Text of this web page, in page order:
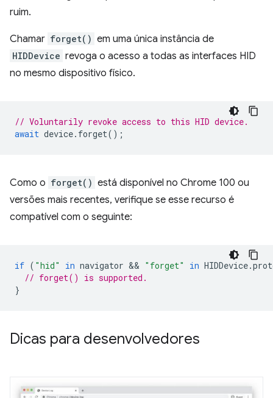
ruim.
Chamar forget() em uma única instância de
HIDDevice revoga o acesso a todas as interfaces HID
no mesmo dispositivo físico.
// Voluntarily revoke access to this HID device.
await device. forget();
Como o forget() está disponível no Chrome 100 ou
versões mais recentes, verifique se esse recurso é
compatível com o seguinte:
if ( "hid" in navigator && "forget" in HIDDevice.
// forget() is supported.
}
Dicas para desenvolvedores